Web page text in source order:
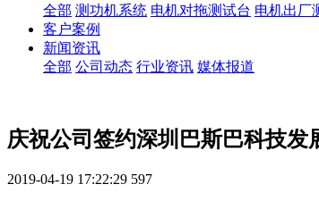
全部 测功机系统 电机对拖测试台 电机出厂
客户案例
新闻资讯
全部 公司动态 行业资讯 媒体报道
庆祝公司签约深圳巴斯巴科技发
2019-04-19 17:22:29 597